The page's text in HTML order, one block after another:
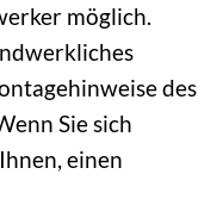
möglich.
des
Sie sich
einen